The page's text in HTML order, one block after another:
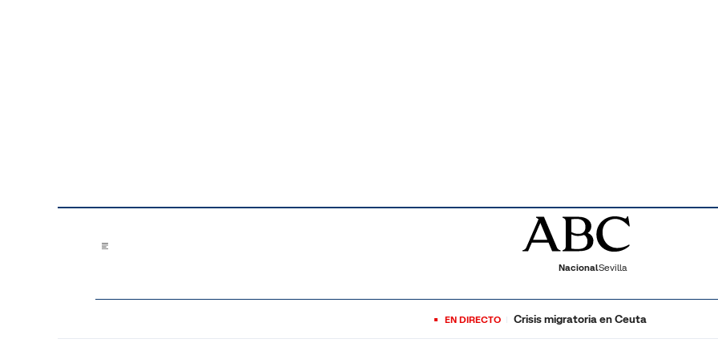
NacionalSevilla
EN DIRECTO Crisis migratoria en Ceuta